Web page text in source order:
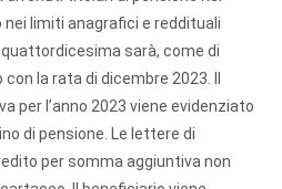
limiti anagrafici e reddituali
sarà, come di
con la rata di dicembre 2023. Il
per l’anno 2023 viene evidenziato
di pensione. Le lettere di
per somma aggiuntiva non